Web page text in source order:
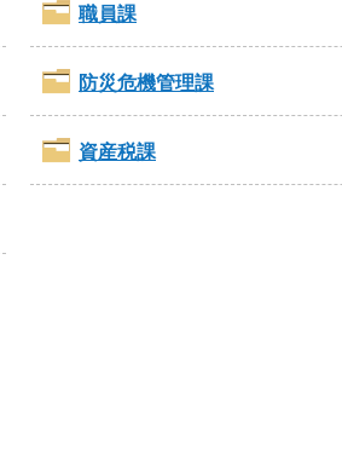
職員課
防災危機管理課
資産税課